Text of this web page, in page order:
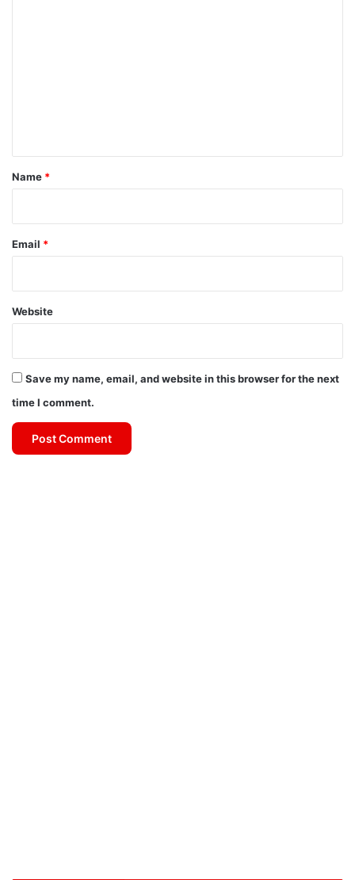
*
Name *
Email *
Website
Save my name, email, and website in this browser for the next
time I comment.